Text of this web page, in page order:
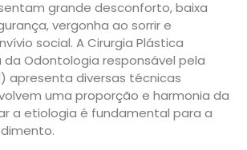
grande desconforto, baixa
vergonha ao sorrir e
social. A Cirurgia Plástica
Odontologia responsável pela
apresenta diversas técnicas
uma proporção e harmonia da
a etiologia é fundamental para a